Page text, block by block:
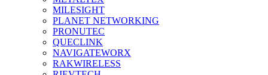
MILESIGHT
PLANET NETWORKING
PRONUTEC
QUECLINK
NAVIGATEWORX
RAKWIRELESS